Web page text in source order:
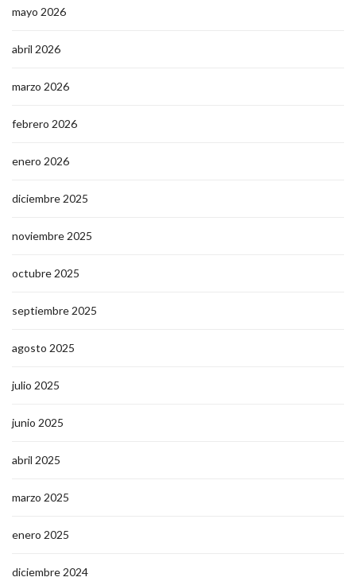
mayo 2026
abril 2026
marzo 2026
febrero 2026
enero 2026
diciembre 2025
noviembre 2025
octubre 2025
septiembre 2025
agosto 2025
julio 2025
junio 2025
abril 2025
marzo 2025
enero 2025
diciembre 2024